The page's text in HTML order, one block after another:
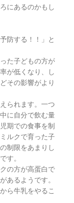
にあるのかもし
防する！！」と
た子どもの方が
が低くなり、し
その影響がより
られます。一つ
に自分で飲む量
期での食事を制
ルクで育った子
制限をあまりし
す。
の方が高蛋白で
あるようです。
ら牛乳をやるこ